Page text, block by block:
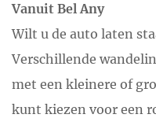
Vanuit Bel Any
Wilt u de auto laten
Verschillende
met een kleinere of
kunt kiezen voor een